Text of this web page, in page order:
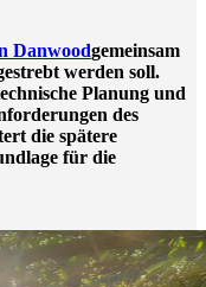
Danwoodgemeinsam
werden soll.
Planung und
des
die spätere
für die